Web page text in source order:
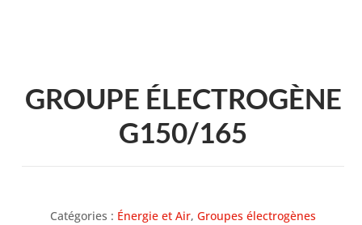
GROUPE ÉLECTROGÈNE
G150/165
Catégories : Énergie et Air, Groupes électrogènes